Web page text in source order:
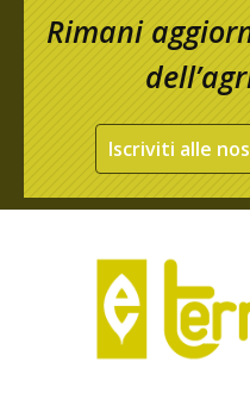
Rimani
Iscriviti alle